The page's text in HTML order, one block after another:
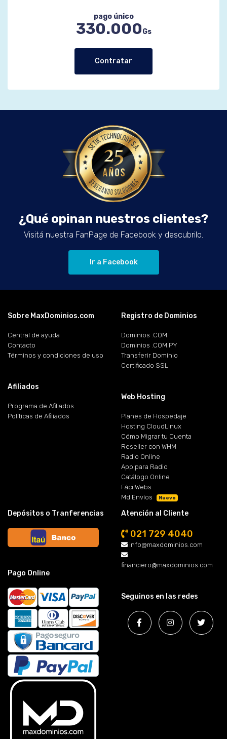
pago único
330.000Gs
Contratar
¿Qué opinan nuestros clientes?
Visitá nuestra FanPage de Facebook y descubrilo.
Ir a Facebook
Sobre MaxDominios.com
Central de ayuda
Contacto
Términos y condiciones de uso
Afiliados
Programa de Afiliados
Políticas de Afiliados
Registro de Dominios
Dominios .COM
Dominios .COM.PY
Transferir Dominio
Certificado SSL
Web Hosting
Planes de Hospedaje
Hosting CloudLinux
Cómo Migrar tu Cuenta
Reseller con WHM
Radio Online
App para Radio
Catálogo Online
FácilWebs
Md Envíos
Nuevo
Depósitos o Tranferencias
Pago Online
Atención al Cliente
021 729 4040
info@maxdominios.com
financiero@maxdominios.com
Seguinos en las redes